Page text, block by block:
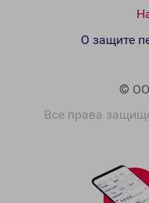
©
Все права
О защите